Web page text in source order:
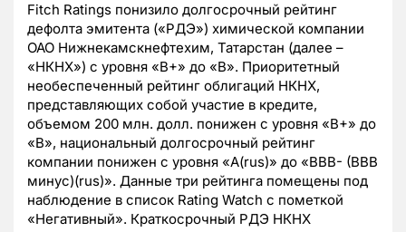
Fitch Ratings понизило долгосрочный рейтинг
дефолта эмитента («РДЭ») химической компании
ОАО Нижнекамскнефтехим, Татарстан (далее –
«НКНХ») с уровня «B+» до «B». Приоритетный
необеспеченный рейтинг облигаций НКНХ,
представляющих собой участие в кредите,
объемом 200 млн. долл. понижен с уровня «B+» до
«B», национальный долгосрочный рейтинг
компании понижен с уровня «A(rus)» до «BBB- (BBB
минус)(rus)». Данные три рейтинга помещены под
наблюдение в список Rating Watch с пометкой
«Негативный». Краткосрочный РДЭ НКНХ